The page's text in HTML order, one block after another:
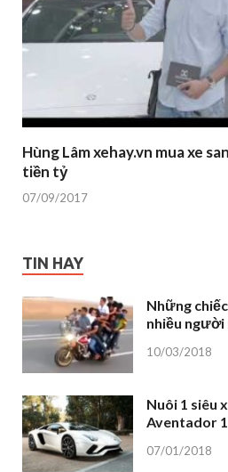
Hùng Lâm xehay.vn mua xe
tiền tỷ
07/09/2017
TIN HAY
Những
nhiều
10/03/2018
Nuôi 1 siêu
Aventador
07/01/2018